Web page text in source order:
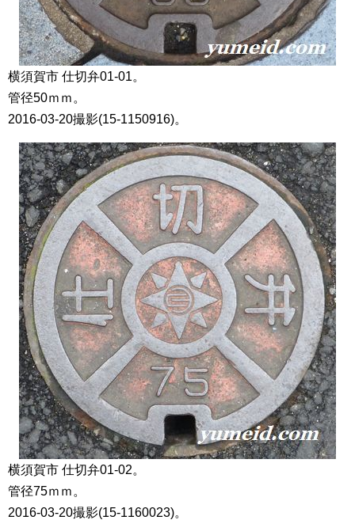
横須賀市 仕切弁01-01。
管径50ｍｍ。
2016-03-20撮影(15-1150916)。
横須賀市 仕切弁01-02。
管径75ｍｍ。
2016-03-20撮影(15-1160023)。